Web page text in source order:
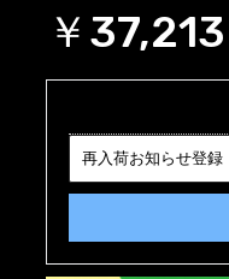
￥37,213
再入荷お知らせ登録